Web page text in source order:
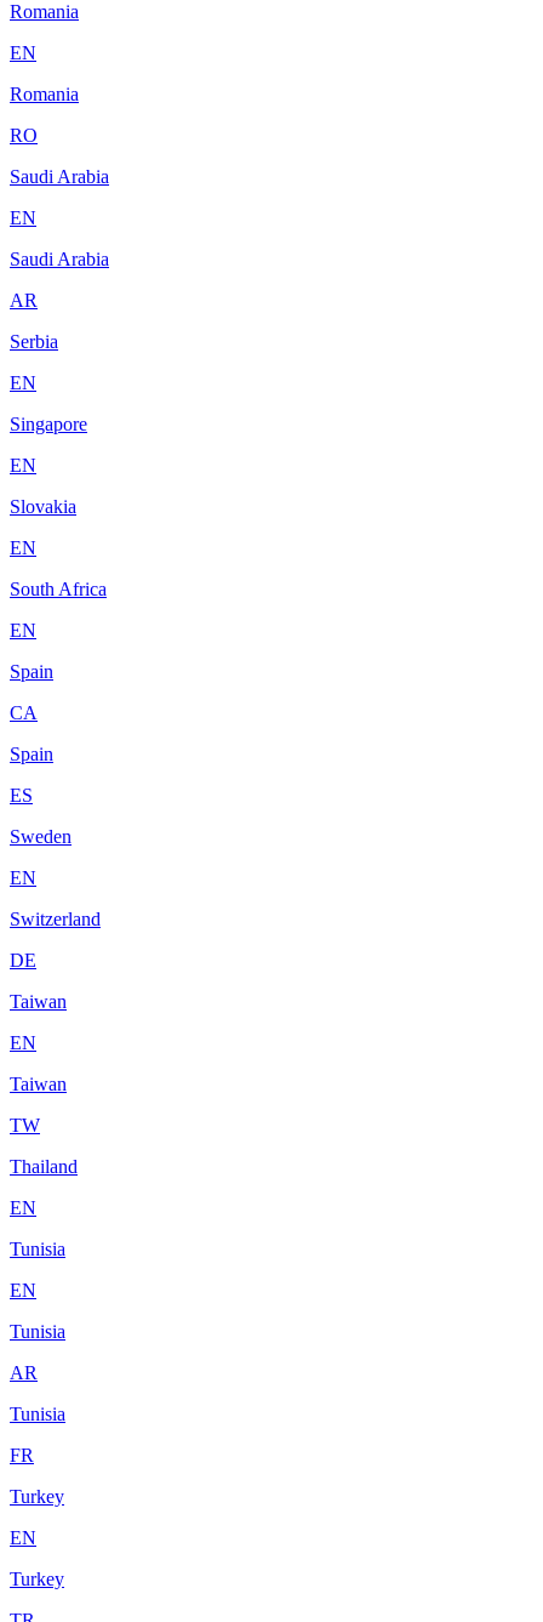
Romania
EN
Romania
RO
Saudi Arabia
EN
Saudi Arabia
AR
Serbia
EN
Singapore
EN
Slovakia
EN
South Africa
EN
Spain
CA
Spain
ES
Sweden
EN
Switzerland
DE
Taiwan
EN
Taiwan
TW
Thailand
EN
Tunisia
EN
Tunisia
AR
Tunisia
FR
Turkey
EN
Turkey